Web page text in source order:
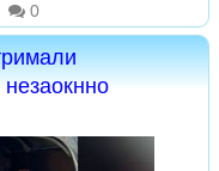
0
незаокнно